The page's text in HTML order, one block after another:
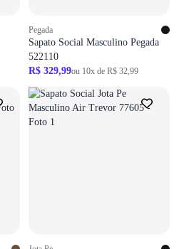
Pegada
Sapato Social Masculino Pegada
522110
R$ 329,99ou 10x de R$ 32,99